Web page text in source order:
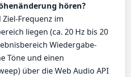
hören?
Ziel-Frequenz im
liegen (ca. 20 Hz bis 20
Wiedergabe-
Töne und einen
über die Web Audio API